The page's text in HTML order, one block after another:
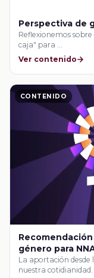
Perspectiva de
Reflexionemos
caja" para …
Ver contenido
CONTENIDO
género para
La aportación
nuestra cotidianidad.